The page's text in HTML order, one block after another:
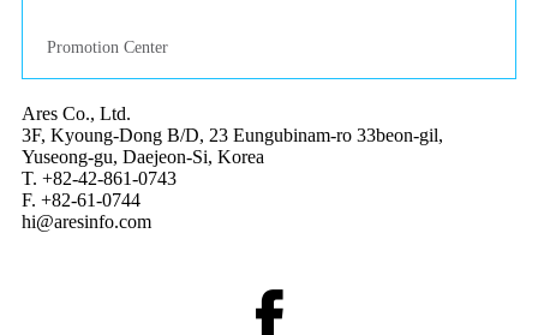
Promotion Center
Ares Co., Ltd.
3F, Kyoung-Dong B/D, 23 Eungubinam-ro 33beon-gil,
Yuseong-gu, Daejeon-Si, Korea
T. +82-42-861-0743
F. +82-61-0744
hi@aresinfo.com